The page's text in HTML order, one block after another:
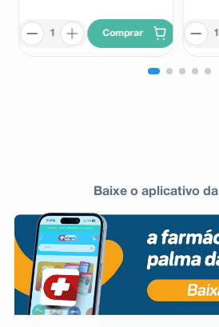
Comprar
Baixe o aplicativo